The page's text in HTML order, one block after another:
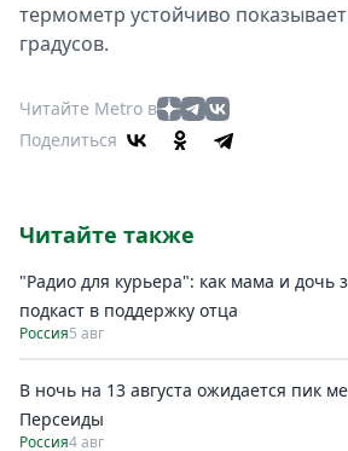
термометр устойчиво
градусов.
Читайте Metro в
Поделиться
Читайте также
"Радио для курьера": как мама и дочь
подкаст в поддержку отца
Россия5 авг
В ночь на 13 августа ожидается пик
Персеиды
Россия4 авг